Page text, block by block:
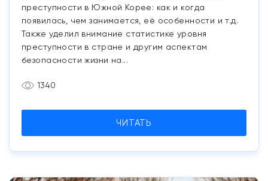
преступности в Южной Корее: как и когда
появилась, чем занимается, её особенности и т.д.
Также уделил внимание статистике уровня
преступности в стране и другим аспектам
безопасности жизни на...
1340
ЧИТАТЬ